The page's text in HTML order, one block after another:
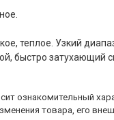
теплое. Узкий
быстро затухающий
ознакомительный
товара, его